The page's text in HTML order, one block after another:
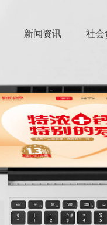
新闻资讯 社会